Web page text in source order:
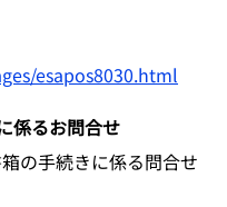
esapos8030.html
係るお問合せ
の手続きに係る問合せ